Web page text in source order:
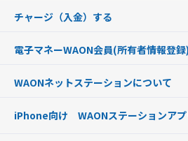
チャージ（入金）する
現金でチャージする
銀行口座・ATMからチャージする
オートチャージ
ポイントからチャージする
電子マネーWAON会員(所有者情報登録)
WAON POINTサービス会員登録に伴う個人
WAONネットステーションについて
WAONネットステーションWAON端末につい
iPhone向け WAONステーションアプ